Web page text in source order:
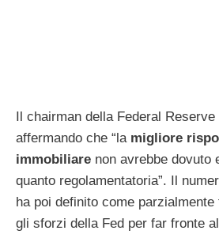
Il chairman della Federal
affermando che “la migliore
immobiliare non avrebbe dovuto
quanto regolamentatoria”. Il
ha poi definito come
gli sforzi della Fed per far fronte